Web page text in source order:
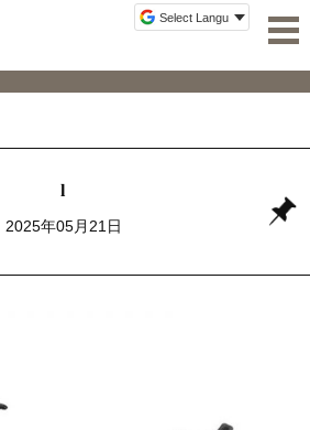
l
2025年05月21日